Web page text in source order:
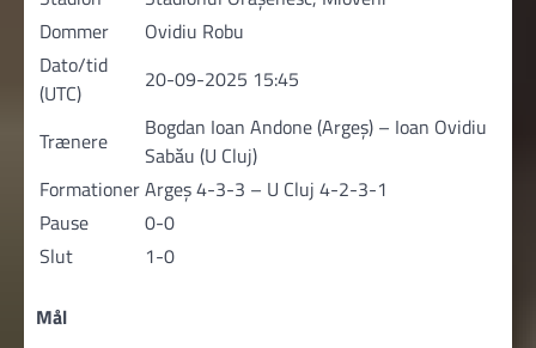
Dommer
Ovidiu Robu
Dato/tid
(UTC)
20-09-2025 15:45
Trænere
Bogdan Ioan Andone (Argeș) – Ioan Ovidiu
Sabău (U Cluj)
FormationerArgeș 4-3-3 – U Cluj 4-2-3-1
Pause
0-0
Slut
1-0
Mål